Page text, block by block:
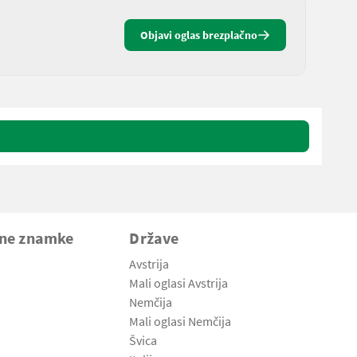
Objavi oglas brezplačno
znamke Države
Avstrija
Mali oglasi Avstrija
Nemčija
Mali oglasi Nemčija
Švica